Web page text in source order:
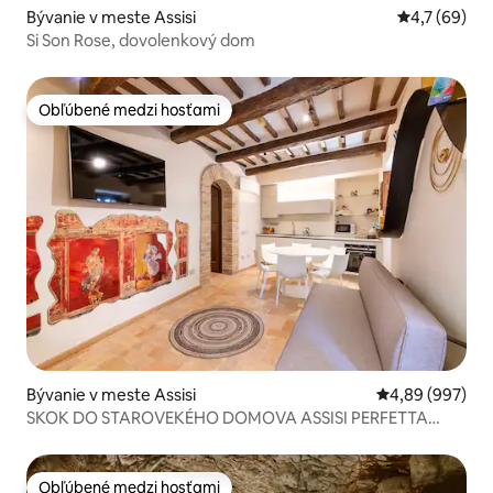
Bývanie v meste Assisi Priemerné
4,7 (69)
Si Son Rose, dovolenkový dom
Obľúbené medzi hosťami
Obľúbené medzi hosťami
Bývanie v meste Assisi Priemerné
4,89 (997)
SKOK DO STAROVEKÉHO DOMOVA ASSISI PERFETTA
Obľúbené medzi hosťami